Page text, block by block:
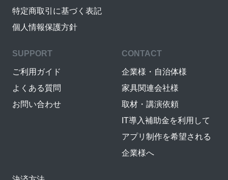
特定商取引に基づく表記
個人情報保護方針
SUPPORT
ご利用ガイド
よくある質問
お問い合わせ
CONTACT
企業様・自治体様
家具関連会社様
取材・講演依頼
IT導入補助金を利用して
アプリ制作を希望される
企業様へ